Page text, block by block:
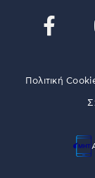
Πολιτική